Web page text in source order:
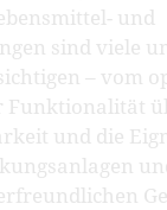
und
sind viele
– vom
Funktionalität
und die